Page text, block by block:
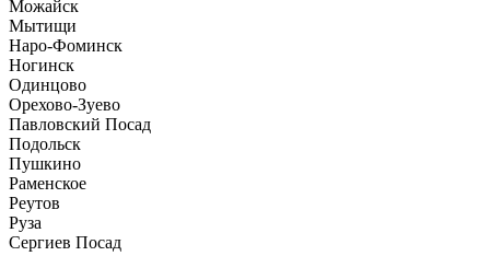
Можайск
Мытищи
Наро-Фоминск
Ногинск
Одинцово
Орехово-Зуево
Павловский Посад
Подольск
Пушкино
Раменское
Реутов
Руза
Сергиев Посад